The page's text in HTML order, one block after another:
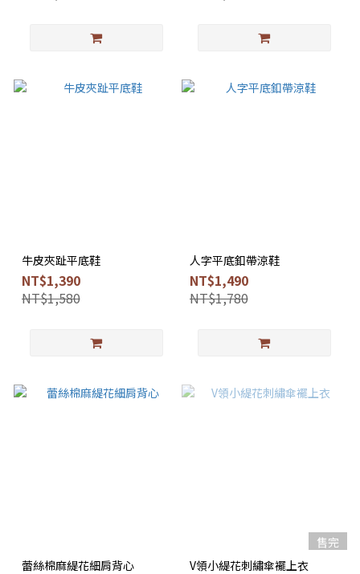
牛皮夾趾平底鞋
NT$1,390
NT$1,580
人字平底釦帶涼鞋
NT$1,490
NT$1,780
蕾絲棉麻緹花細肩背心
售完
V領小緹花刺繡傘襬上衣